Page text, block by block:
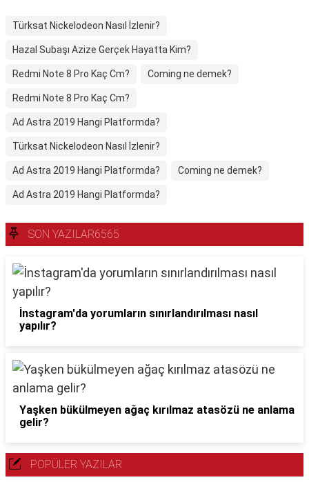
Türksat Nickelodeon Nasıl İzlenir?
Hazal Subaşı Azize Gerçek Hayatta Kim?
Redmi Note 8 Pro Kaç Cm? Coming ne demek?
Redmi Note 8 Pro Kaç Cm?
Ad Astra 2019 Hangi Platformda?
Türksat Nickelodeon Nasıl İzlenir?
Ad Astra 2019 Hangi Platformda? Coming ne demek?
Ad Astra 2019 Hangi Platformda?
SON YAZILAR6565
İnstagram'da yorumların sınırlandırılması nasıl
yapılır?
Yaşken bükülmeyen ağaç kırılmaz atasözü ne anlama
gelir?
POPÜLER YAZILAR